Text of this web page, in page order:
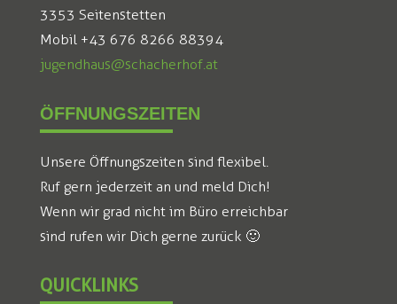
3353 Seitenstetten
Mobil +43 676 8266 88394
jugendhaus@schacherhof.at
ÖFFNUNGSZEITEN
Unsere Öffnungszeiten sind flexibel.
Ruf gern jederzeit an und meld Dich!
Wenn wir grad nicht im Büro erreichbar
sind rufen wir Dich gerne zurück 🙂
QUICKLINKS